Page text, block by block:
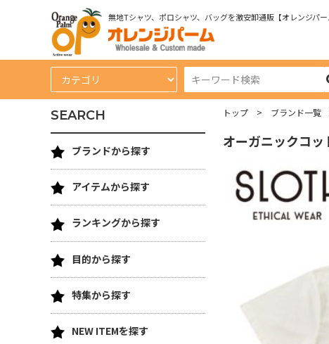
無地Tシャツ、ポロシャツ、バッグを激安卸通販【オレンジパー
トップ ブランド一覧
オーガニックコ
SEARCH
ブランドから探す
アイテムから探す
ランキングから探す
目的から探す
特集から探す
NEW ITEMを探す